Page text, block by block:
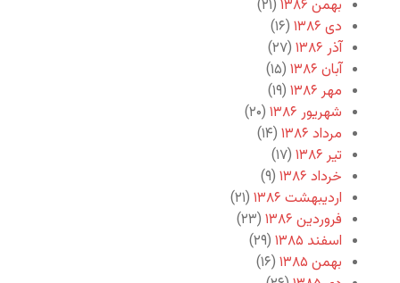
بهمن ۱۳۸۶
(۲۱)
دی ۱۳۸۶
(۱۶)
آذر ۱۳۸۶
(۲۷)
آبان ۱۳۸۶
(۱۵)
مهر ۱۳۸۶
(۱۹)
شهریور ۱۳۸۶
(۲۰)
مرداد ۱۳۸۶
(۱۴)
تیر ۱۳۸۶
(۱۷)
خرداد ۱۳۸۶
(۹)
اردیبهشت ۱۳۸۶
(۲۱)
فروردین ۱۳۸۶
(۲۳)
اسفند ۱۳۸۵
(۲۹)
بهمن ۱۳۸۵
(۱۶)